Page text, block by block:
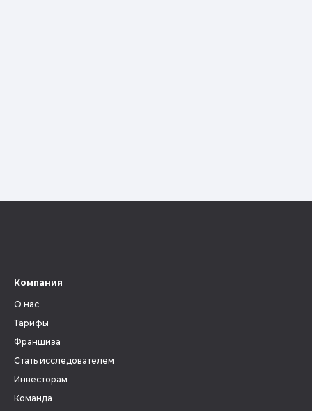
Компания
О нас
Тарифы
Франшиза
Стать исследователем
Инвесторам
Команда